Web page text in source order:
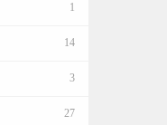
1
14
3
27